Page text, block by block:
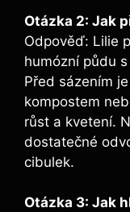
Otázka 2: Jak
Odpověď: Lilie
humózní půdu
Před sázením
kompostem
růst a kvetení.
dostatečné
cibulek.
Otázka 3: Jak